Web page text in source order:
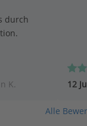
durch
K. 12
Alle